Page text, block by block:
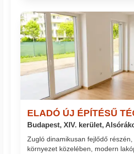
ELADÓ ÚJ ÉPÍTÉSŰ
Budapest, XIV. kerület,
Zugló dinamikusan fejlődő
környezet közelében, modern